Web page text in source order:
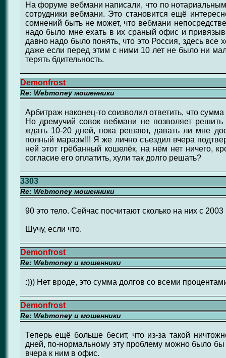
На форуме вебмани написали, что по
сотрудники вебмани. Это становится ещё
сомнений быть не может, что вебмани
надо было мне ехать в их сраный офис и
давно надо было понять, что это Россия, здесь все
даже если перед этим с ними 10 лет не было ни
терять бдительность.
Demonfrost
Re: Webmoney мошенники
Арбитраж наконец-то соизволил ответить, что
Но дремучий совок вебмани не позволяет
ждать 10-20 дней, пока решают, давать ли мне
полный маразм!!! Я же лично съездил вчера
ней этот грёбанный кошелёк, на нём нет ничего,
согласие его оплатить, хули так долго решать?
3303
Re: Webmoney мошенники
90 это тело. Сейчас посчитают сколько на них с
Шучу, если что.
Demonfrost
Re: Webmoney и мошенники
:))) Нет вроде, это сумма долгов со всеми
Demonfrost
Re: Webmoney и мошенники
Теперь ещё больше бесит, что из-за такой
дней, по-нормальному эту проблему можно было
вчера к ним в офис.